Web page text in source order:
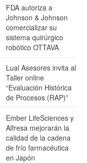
FDA autoriza a
Johnson & Johnson
comercializar su
sistema quirúrgico
robótico OTTAVA
Lual Asesores invita al
Taller online
“Evaluación Histórica
de Procesos (RAP)”
Ember LifeSciences y
Alfresa mejorarán la
calidad de la cadena
de frío farmacéutica
en Japón